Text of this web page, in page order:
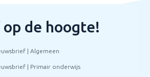
de hoogte!
| Algemeen
| Primair onderwijs